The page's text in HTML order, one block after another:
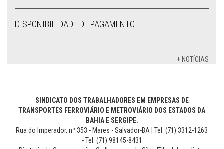
DISPONIBILIDADE DE PAGAMENTO
+ NOTÍCIAS
SINDICATO DOS TRABALHADORES EM EMPRESAS DE
TRANSPORTES FERROVIÁRIO E METROVIÁRIO DOS ESTADOS DA
BAHIA E SERGIPE.
Rua do Imperador, nº 353 - Mares - Salvador-BA | Tel: (71) 3312-1263
- Tel: (71) 98145-8431